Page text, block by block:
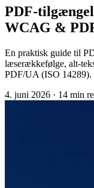
PDF-
WCAG &
En praktisk guide til
læserækkefølge, alt-
PDF/UA (ISO 14289).
4. juni 2026 · 14 min